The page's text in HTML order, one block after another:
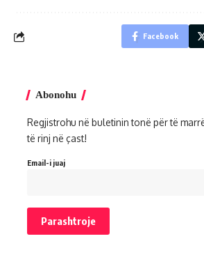
Facebook
Abonohu
Regjistrohu në buletinin tonë për të
të rinj në çast!
Email-i juaj